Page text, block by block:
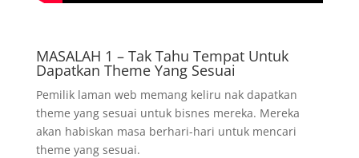
MASALAH 1 – Tak Tahu Tempat Untuk
Dapatkan Theme Yang Sesuai
Pemilik laman web memang keliru nak dapatkan
theme yang sesuai untuk bisnes mereka. Mereka
akan habiskan masa berhari-hari untuk mencari
theme yang sesuai.